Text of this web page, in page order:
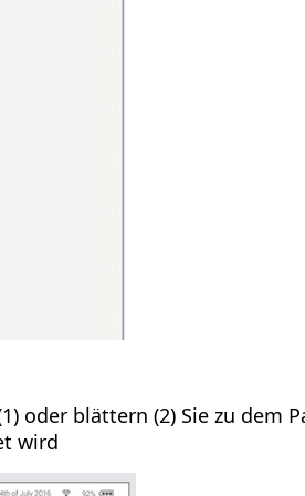
oder blättern (2) Sie zu dem
wird